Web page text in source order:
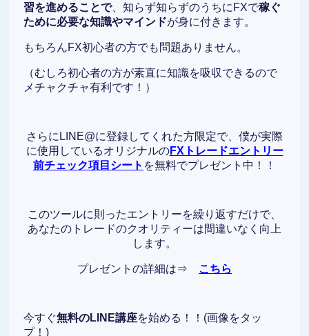
習を進めることで、知らず知らずのうちにFXで稼ぐ
ために必要な知識やマインドが身に付きます。
もちろんFX初心者の方でも問題ありません。
（むしろ初心者の方が素直に知識を吸収できるので
メチャクチャ有利です！）
さらにLINE@に登録してくれた方限定で、僕が実際
に使用しているオリジナルのFXトレードエントリー
前チェック項目シート を無料でプレゼント中！！
このツールに則ったエントリーを繰り返すだけで、
あなたのトレードのクオリティーは間違いなく向上
します。
プレゼントの詳細は⇒ こちら
今すぐ無料のLINE講座を始める！！(画像をタッ
プ！)